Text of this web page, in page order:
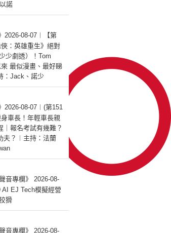
諾
2026-08-07︱【第
：英雄重生》絕對
少劇透）！Tom
最似漫畫、最好睇
：Jack、諾少
2026-08-07︱(第151
車長！年輕車長親
｜報名考試有幾難？
夫？︱主持：法蘭
音專欄》 2026-08-
AI EJ Tech模擬經營
猾
音專欄》 2026-08-